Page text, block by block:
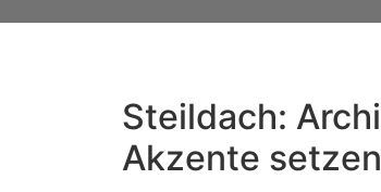
Steildach:
Akzente setzen